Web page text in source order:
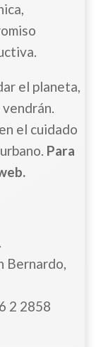
el planeta,
el cuidado
Para
.
Bernardo,
2 2858